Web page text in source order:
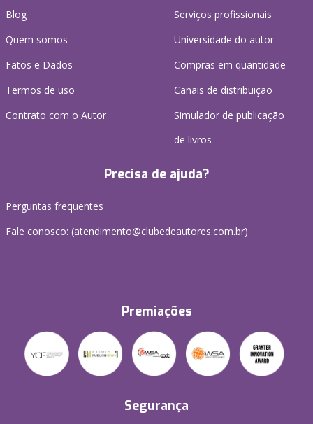
Blog
Quem somos
Fatos e Dados
Termos de uso
Contrato com o Autor
Serviços profissionais
Universidade do autor
Compras em quantidade
Canais de distribuição
Simulador de publicação
de livros
Precisa de ajuda?
Perguntas frequentes
Fale conosco: (atendimento@clubedeautores.com.br)
Premiações
Segurança